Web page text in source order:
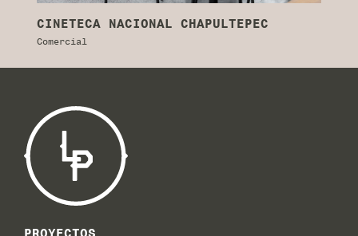
CINETECA NACIONAL CHAPULTEPEC
Comercial